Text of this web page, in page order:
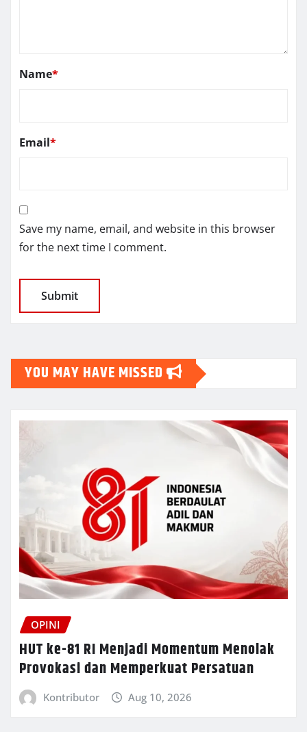
Name*
Email*
Save my name, email, and website in this browser
for the next time I comment.
YOU MAY HAVE MISSED
OPINI
HUT ke-81 RI Menjadi Momentum Menolak
Provokasi dan Memperkuat Persatuan
Kontributor Aug 10, 2026